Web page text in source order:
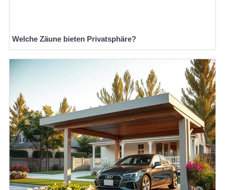
Welche Zäune bieten Privatsphäre?